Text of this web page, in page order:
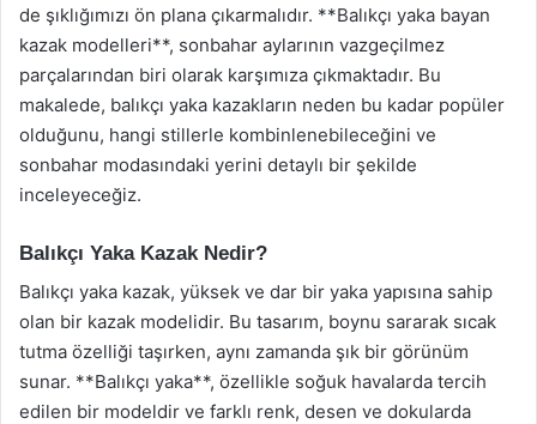
de şıklığımızı ön plana çıkarmalıdır. **Balıkçı yaka bayan
kazak modelleri**, sonbahar aylarının vazgeçilmez
parçalarından biri olarak karşımıza çıkmaktadır. Bu
makalede, balıkçı yaka kazakların neden bu kadar popüler
olduğunu, hangi stillerle kombinlenebileceğini ve
sonbahar modasındaki yerini detaylı bir şekilde
inceleyeceğiz.
Balıkçı Yaka Kazak Nedir?
Balıkçı yaka kazak, yüksek ve dar bir yaka yapısına sahip
olan bir kazak modelidir. Bu tasarım, boynu sararak sıcak
tutma özelliği taşırken, aynı zamanda şık bir görünüm
sunar. **Balıkçı yaka**, özellikle soğuk havalarda tercih
edilen bir modeldir ve farklı renk, desen ve dokularda